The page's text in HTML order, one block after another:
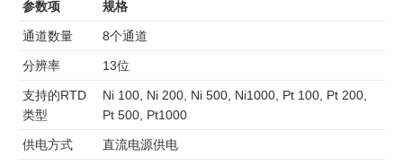
参数项 规格
通道数量 8个通道
分辨率 13位
支持的RTD
类型
Ni 100, Ni 200, Ni 500, Ni1000, Pt 100, Pt 200,
Pt 500, Pt1000
供电方式 直流电源供电